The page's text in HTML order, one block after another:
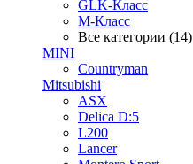
GLK-Класс
M-Класс
Все категории (14)
MINI
Countryman
Mitsubishi
ASX
Delica D:5
L200
Lancer